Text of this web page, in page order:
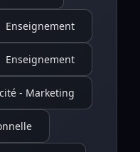
Enseignement
Enseignement
- Marketing